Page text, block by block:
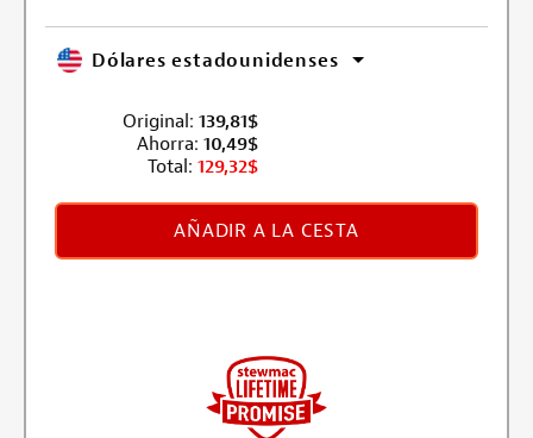
Dólares estadounidenses
Original: 139,81$
Ahorra: 10,49$
Total: 129,32$
AÑADIR A LA CESTA